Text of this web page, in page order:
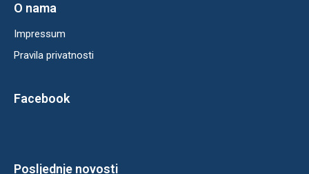
O nama
Impressum
Pravila privatnosti
Facebook
Posljednje novosti